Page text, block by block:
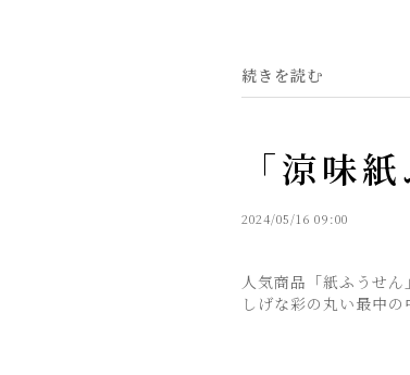
続きを読む
「涼味
2024/05/16 09:00
人気商品「紙ふうせ
しげな彩の丸い最中